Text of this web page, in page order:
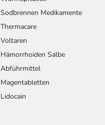
Sodbrennen Medikamente
Thermacare
Voltaren
Hämorrhoiden Salbe
Abführmittel
Magentabletten
Lidocain